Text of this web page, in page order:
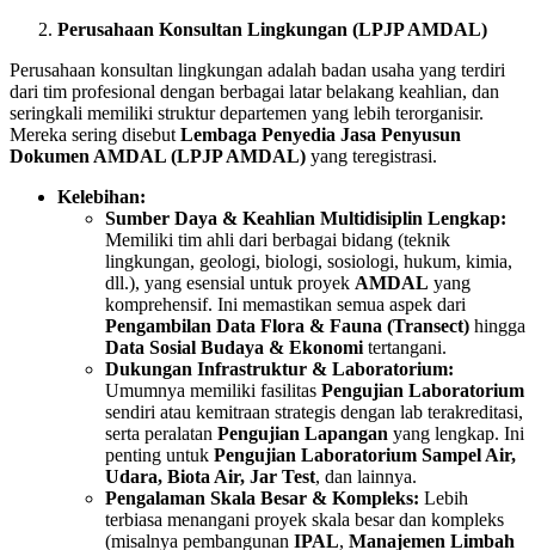
Perusahaan Konsultan Lingkungan (LPJP AMDAL)
Perusahaan konsultan lingkungan adalah badan usaha yang terdiri
dari tim profesional dengan berbagai latar belakang keahlian, dan
seringkali memiliki struktur departemen yang lebih terorganisir.
Mereka sering disebut Lembaga Penyedia Jasa Penyusun
Dokumen AMDAL (LPJP AMDAL) yang teregistrasi.
Kelebihan:
Sumber Daya & Keahlian Multidisiplin Lengkap:
Memiliki tim ahli dari berbagai bidang (teknik
lingkungan, geologi, biologi, sosiologi, hukum, kimia,
dll.), yang esensial untuk proyek AMDAL yang
komprehensif. Ini memastikan semua aspek dari
Pengambilan Data Flora & Fauna (Transect) hingga
Data Sosial Budaya & Ekonomi tertangani.
Dukungan Infrastruktur & Laboratorium:
Umumnya memiliki fasilitas Pengujian Laboratorium
sendiri atau kemitraan strategis dengan lab terakreditasi,
serta peralatan Pengujian Lapangan yang lengkap. Ini
penting untuk Pengujian Laboratorium Sampel Air,
Udara, Biota Air, Jar Test, dan lainnya.
Pengalaman Skala Besar & Kompleks: Lebih
terbiasa menangani proyek skala besar dan kompleks
(misalnya pembangunan IPAL, Manajemen Limbah